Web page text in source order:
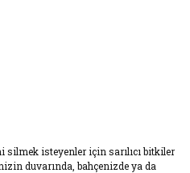
isteyenler için sarılıcı bitkiler
duvarında, bahçenizde ya da